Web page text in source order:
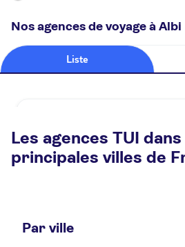
Nos agences de voyage à Albi
Liste
Carte
Fermé.Ouvre à 09:30
68 Rue Croix Verte 81000 Albi
Les agences TUI
principales villes de
Par ville